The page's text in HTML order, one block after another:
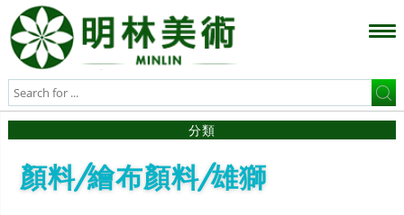
分類
顏料/繪布顏料/雄獅